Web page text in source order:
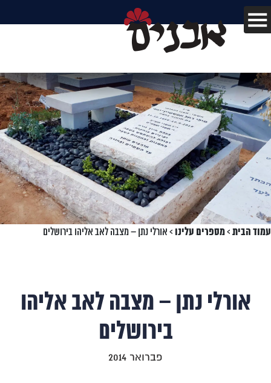
עמוד הבית >מספרים עלינו > אורלי נתן – מצבה לאב אליהו בירושלים
אורלי נתן – מצבה לאב אליהו
בירושלים
פברואר 2014